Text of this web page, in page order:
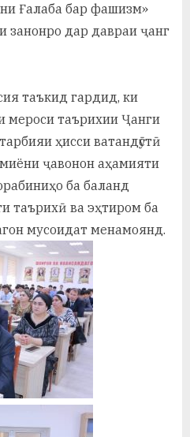
Ғалаба бар фашизм»
занонро дар давраи ҷанг
таъкид гардид, ки
мероси таърихии Ҷанги
ҳисси ватандӯстӣ
ҷавонон аҳамияти
ба баланд
таърихӣ ва эҳтиром ба
мусоидат менамоянд.